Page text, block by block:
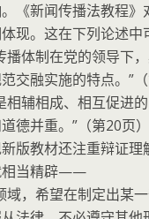
《新闻传播法教程
体现。这在下列论述
播体制在党的领导下
交融实施的特点。”（
相辅相成、相互促进
德并重。”（第20页）
版教材还注重辩证理
相当精辟——
域，希望在制定出某